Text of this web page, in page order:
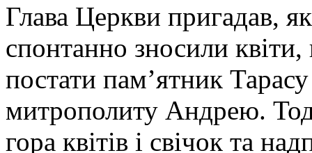
Глава Церкви пригадав,
спонтанно зносили
постати пам’ятник
митрополиту Андрею.
гора квітів і свічок та